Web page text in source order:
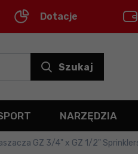
Dotacje
Szukaj
NARZĘDZIA
GZ 3/4" x GZ 1/2"